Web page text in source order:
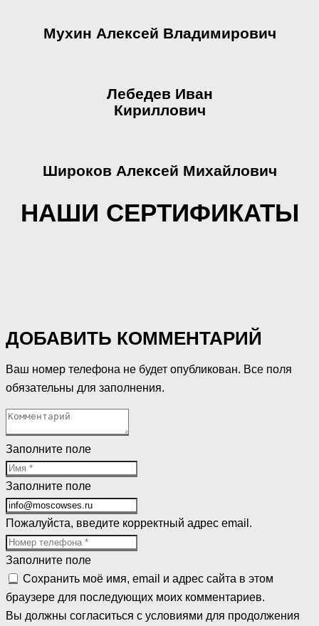
Мухин Алексей Владимирович
Лебедев Иван
Кириллович
Широков Алексей Михайлович
НАШИ СЕРТИФИКАТЫ
ДОБАВИТЬ КОММЕНТАРИЙ
Ваш номер телефона не будет опубликован. Все поля
обязательны для заполнения.
Заполните поле
Заполните поле
Пожалуйста, введите корректный адрес email.
Заполните поле
Сохранить моё имя, email и адрес сайта в этом
браузере для последующих моих комментариев.
Вы должны согласиться с условиями для продолжения